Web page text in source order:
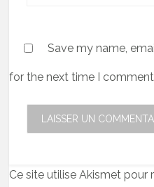
Save my name,
for the next time I
Ce site utilise Akismet pour